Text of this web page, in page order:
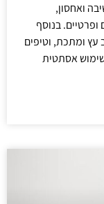
ואחסון,
בנוסף
עץ ומתכת, וטיפים
שימוש אסתטית